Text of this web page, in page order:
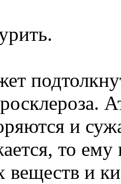
и
то ему
веществ и